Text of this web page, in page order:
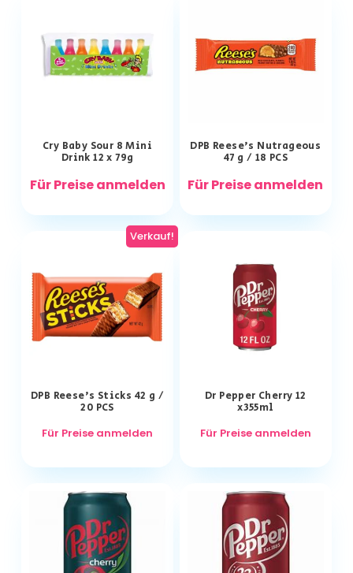
Cry Baby Sour 8 Mini
Drink 12 x 79g
Für Preise anmelden
DPB Reese’s Nutrageous
47 g / 18 PCS
Für Preise anmelden
Verkauf!
DPB Reese’s Sticks 42 g /
20 PCS
Für Preise anmelden
Dr Pepper Cherry 12
x355ml
Für Preise anmelden